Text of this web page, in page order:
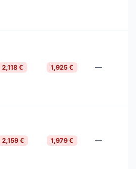
2,118 € 1,925 € —
2,159 € 1,979 € —